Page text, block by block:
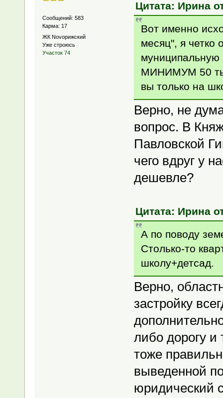
Сообщений: 583
Карма: 17
ЖК Novoрижский
Уже строюсь
Участок 74
Цитата: Ирина
Вот именно
месяц", я четко
муниципальную
МИНИМУМ 50
вы только на
Верно, не
вопрос. В
Павловской
чего вдруг у
дешевле?
Цитата: Ирина
А по поводу
Столько-то
школу+детсад.
Верно,
застройку
либо дорогу
тоже
выведенной
юридический